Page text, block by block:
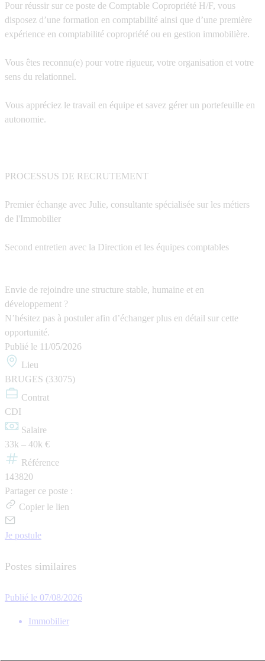
Pour réussir sur ce poste de Comptable Copropriété H/F, vous
disposez d’une formation en comptabilité ainsi que d’une première
expérience en comptabilité copropriété ou en gestion immobilière.
Vous êtes reconnu(e) pour votre rigueur, votre organisation et votre
sens du relationnel.
Vous appréciez le travail en équipe et savez gérer un portefeuille en
autonomie.
PROCESSUS DE RECRUTEMENT
Premier échange avec Julie, consultante spécialisée sur les métiers
de l'Immobilier
Second entretien avec la Direction et les équipes comptables
Envie de rejoindre une structure stable, humaine et en
développement ?
N’hésitez pas à postuler afin d’échanger plus en détail sur cette
opportunité.
Publié le 11/05/2026
Lieu
BRUGES (33075)
Contrat
CDI
Salaire
33k – 40k €
Référence
143820
Partager ce poste :
Copier le lien
Je postule
Postes similaires
Publié le 07/08/2026
Immobilier